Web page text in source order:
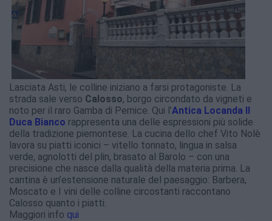
Lasciata Asti, le colline iniziano a farsi protagoniste. La
strada sale verso Calosso, borgo circondato da vigneti e
noto per il raro Gamba di Pernice. Qui l’Antica Locanda Il
Duca Bianco rappresenta una delle espressioni più solide
della tradizione piemontese. La cucina dello chef Vito Nolè
lavora su piatti iconici – vitello tonnato, lingua in salsa
verde, agnolotti del plin, brasato al Barolo – con una
precisione che nasce dalla qualità della materia prima. La
cantina è un’estensione naturale del paesaggio: Barbera,
Moscato e I vini delle colline circostanti raccontano
Calosso quanto i piatti.
Maggiori info qui